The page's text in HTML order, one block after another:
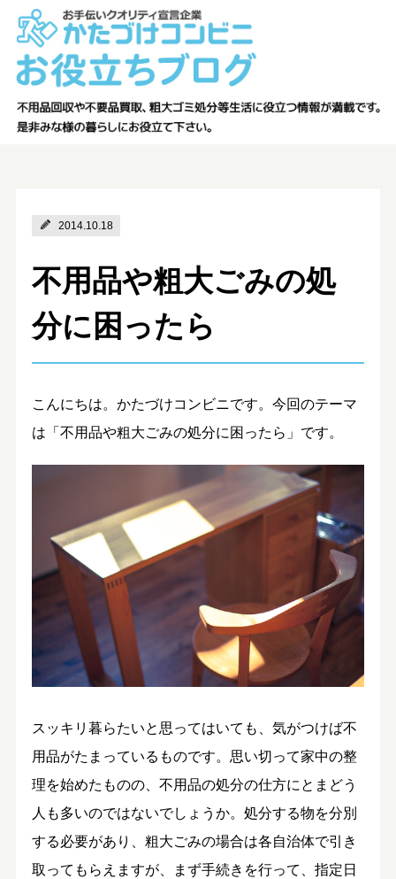
2014.10.18
不用品や粗大ごみの処
分に困ったら
こんにちは。かたづけコンビニです。今回のテーマ
は「不用品や粗大ごみの処分に困ったら」です。
スッキリ暮らたいと思ってはいても、気がつけば不
用品がたまっているものです。思い切って家中の整
理を始めたものの、不用品の処分の仕方にとまどう
人も多いのではないでしょうか。処分する物を分別
する必要があり、粗大ごみの場合は各自治体で引き
取ってもらえますが、まず手続きを行って、指定日